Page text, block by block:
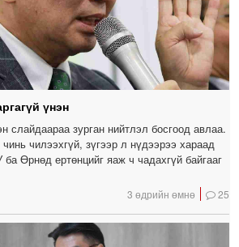
үнэн
слайдаараа зурган нийтлэл босгоод авлаа.
чилээхгүй, зүгээр л нүдээрээ хараад
Өрнөд ертөнцийг яаж ч чадахгүй байгааг
3 өдрийн өмнө 25